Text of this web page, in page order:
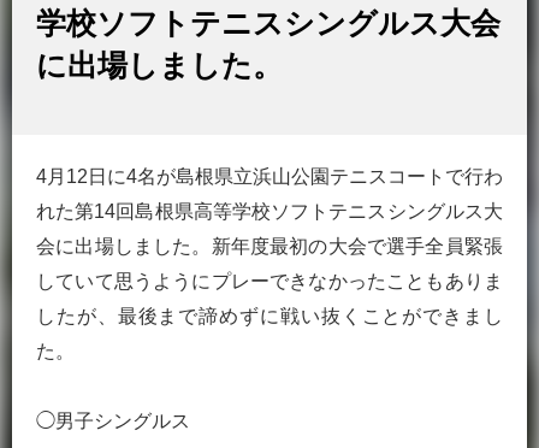
学校ソフトテニスシングルス大会
に出場しました。
4月12日に4名が島根県立浜山公園テニスコートで行わ
れた第14回島根県高等学校ソフトテニスシングルス大
会に出場しました。新年度最初の大会で選手全員緊張
していて思うようにプレーできなかったこともありま
したが、最後まで諦めずに戦い抜くことができまし
た。
◯男子シングルス